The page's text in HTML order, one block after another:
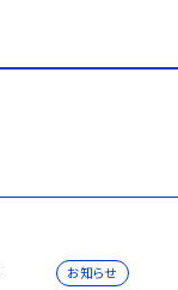
お知らせ